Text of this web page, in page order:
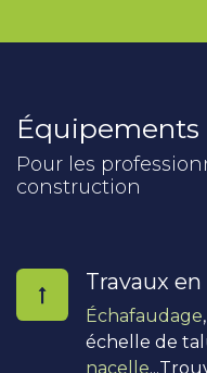
Pour les
construction
Travaux
Échafaudage,
échelle de
nacelle